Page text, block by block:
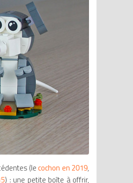
(lecochon en 2019,
) : une petite boîte à offrir,